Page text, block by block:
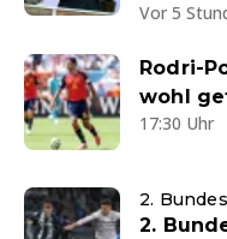
Vor 5
Rodri-
wohl
17:30 Uhr
2.
2.